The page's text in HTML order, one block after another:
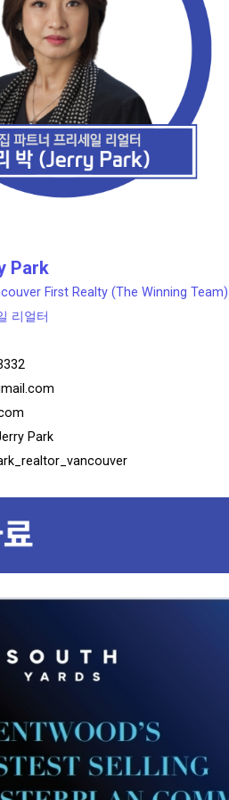
Park
First Realty (The Winning Team)
리얼터
Park